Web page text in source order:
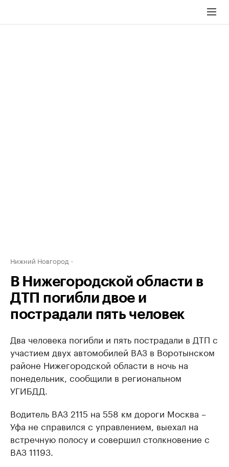
Нижний Новгород
В Нижегородской области в
ДТП погибли двое и
пострадали пять человек
Два человека погибли и пять пострадали в ДТП с
участием двух автомобилей ВАЗ в Воротынском
районе Нижегородской области в ночь на
понедельник, сообщили в региональном
УГИБДД.
Водитель ВАЗ 2115 на 558 км дороги Москва –
Уфа не справился с управлением, выехал на
встречную полосу и совершил столкновение с
ВАЗ 11193.